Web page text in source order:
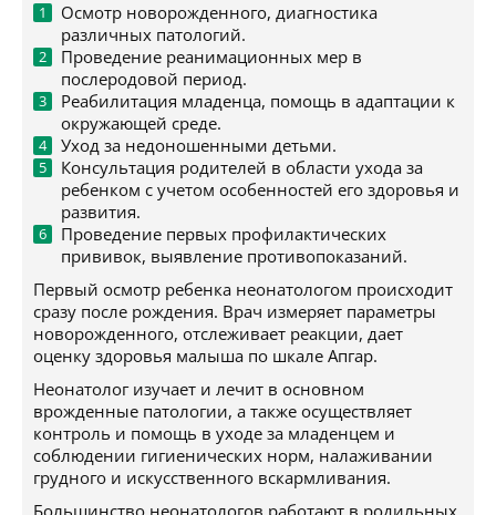
Осмотр новорожденного, диагностика
различных патологий.
Проведение реанимационных мер в
послеродовой период.
Реабилитация младенца, помощь в адаптации к
окружающей среде.
Уход за недоношенными детьми.
Консультация родителей в области ухода за
ребенком с учетом особенностей его здоровья и
развития.
Проведение первых профилактических
прививок, выявление противопоказаний.
Первый осмотр ребенка неонатологом происходит
сразу после рождения. Врач измеряет параметры
новорожденного, отслеживает реакции, дает
оценку здоровья малыша по шкале Апгар.
Неонатолог изучает и лечит в основном
врожденные патологии, а также осуществляет
контроль и помощь в уходе за младенцем и
соблюдении гигиенических норм, налаживании
грудного и искусственного вскармливания.
Большинство неонатологов работают в родильных